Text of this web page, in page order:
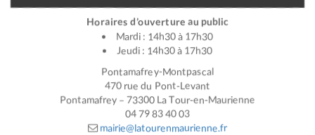
Horaires d’ouverture au public
Mardi : 14h30 à 17h30
Jeudi : 14h30 à 17h30
Pontamafrey-Montpascal
470 rue du Pont-Levant
Pontamafrey – 73300 La Tour-en-Maurienne
04 79 83 40 03
mairie@latourenmaurienne.fr